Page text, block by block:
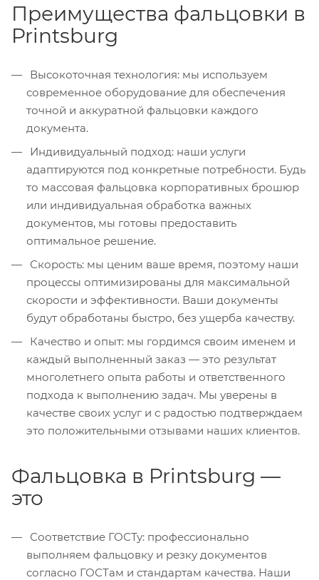
Преимущества фальцовки в
Printsburg
Высокоточная технология: мы используем
современное оборудование для обеспечения
точной и аккуратной фальцовки каждого
документа.
Индивидуальный подход: наши услуги
адаптируются под конкретные потребности. Будь
то массовая фальцовка корпоративных брошюр
или индивидуальная обработка важных
документов, мы готовы предоставить
оптимальное решение.
Скорость: мы ценим ваше время, поэтому наши
процессы оптимизированы для максимальной
скорости и эффективности. Ваши документы
будут обработаны быстро, без ущерба качеству.
Качество и опыт: мы гордимся своим именем и
каждый выполненный заказ — это результат
многолетнего опыта работы и ответственного
подхода к выполнению задач. Мы уверены в
качестве своих услуг и с радостью подтверждаем
это положительными отзывами наших клиентов.
Фальцовка в Printsburg —
это
Соответствие ГОСТу: профессионально
выполняем фальцовку и резку документов
согласно ГОСТам и стандартам качества. Наши